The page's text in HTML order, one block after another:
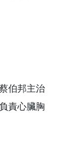
伯邦主治
責心臟胸